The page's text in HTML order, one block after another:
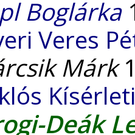
Boglárka
Veres
Márk
Deák